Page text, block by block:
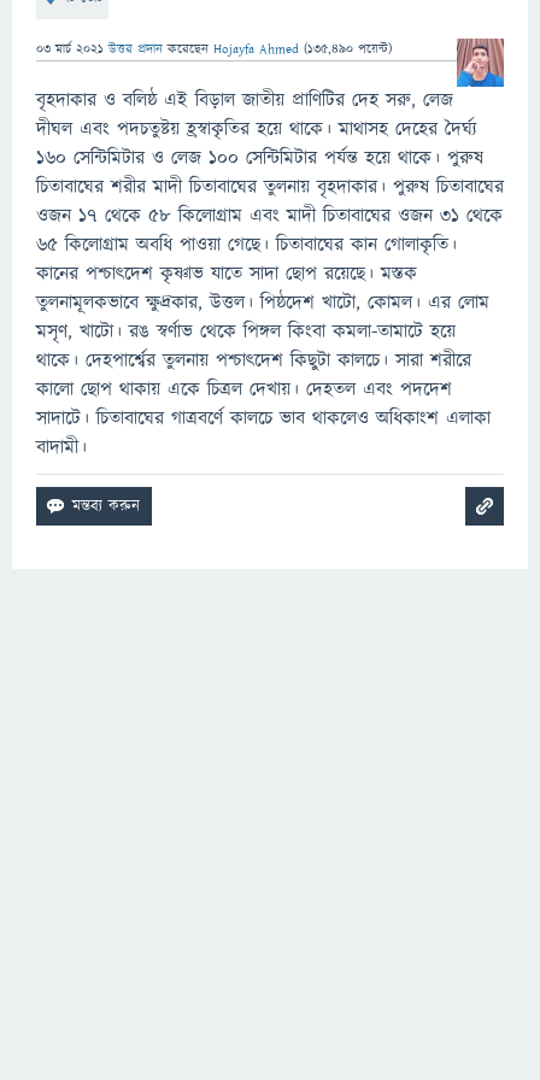
03 মার্চ 2021 উত্তর প্রদান করেছেন Hojayfa Ahmed (135,490 পয়েন্ট)
বৃহদাকার ও বলিষ্ঠ এই বিড়াল জাতীয় প্রাণিটির দেহ সরু, লেজ
দীঘল এবং পদচতুষ্টয় হ্রস্বাকৃতির হয়ে থাকে। মাথাসহ দেহের দৈর্ঘ্য
১৬০ সেন্টিমিটার ও লেজ ১০০ সেন্টিমিটার পর্যন্ত হয়ে থাকে। পুরুষ
চিতাবাঘের শরীর মাদী চিতাবাঘের তুলনায় বৃহদাকার। পুরুষ চিতাবাঘের
ওজন ১৭ থেকে ৫৮ কিলোগ্রাম এবং মাদী চিতাবাঘের ওজন ৩১ থেকে
৬৫ কিলোগ্রাম অবধি পাওয়া গেছে। চিতাবাঘের কান গোলাকৃতি।
কানের পশ্চাৎদেশ কৃষ্ণাভ যাতে সাদা ছোপ রয়েছে। মস্তক
তুলনামূলকভাবে ক্ষুদ্রকার, উত্তল। পিষ্ঠদেশ খাটো, কোমল। এর লোম
মসৃণ, খাটো। রঙ স্বর্ণাভ থেকে পিঙ্গল কিংবা কমলা-তামাটে হয়ে
থাকে। দেহপার্শ্বের তুলনায় পশ্চাৎদেশ কিছুটা কালচে। সারা শরীরে
কালো ছোপ থাকায় একে চিত্রল দেখায়। দেহতল এবং পদদেশ
সাদাটে। চিতাবাঘের গাত্রবর্ণে কালচে ভাব থাকলেও অধিকাংশ এলাকা
বাদামী।